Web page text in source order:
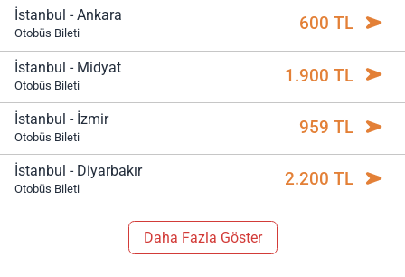
İstanbul - Ankara
Otobüs Bileti 600 TL
İstanbul - Midyat
Otobüs Bileti 1.900 TL
İstanbul - İzmir
Otobüs Bileti 959 TL
İstanbul - Diyarbakır
Otobüs Bileti 2.200 TL
Daha Fazla Göster